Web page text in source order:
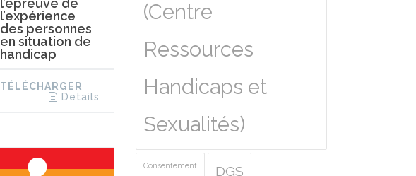
l’épreuve de
l’expérience
des personnes
en situation de
handicap
TÉLÉCHARGER
Details
(Centre
Ressources
Handicaps et
Sexualités)
Consentement DGS